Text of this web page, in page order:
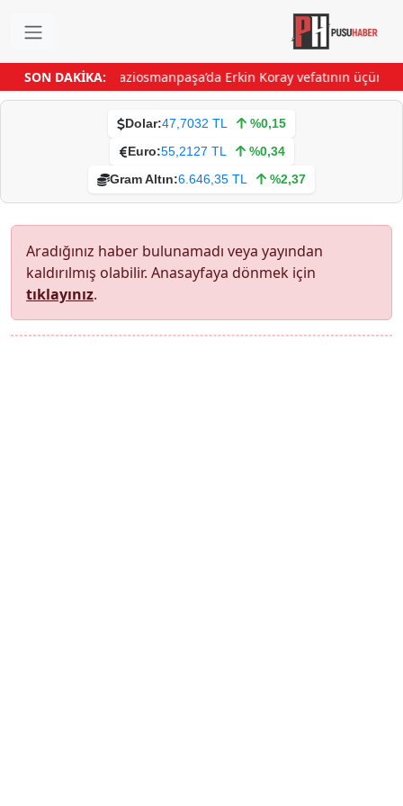
SON DAKİKA: Gaziosmanpaşa’da Erkin Koray vefatının üçüncü
Dolar:47,7032 TL
%0,15
Euro:55,2127 TL
%0,34
Gram Altın:6.646,35 TL %2,37
Aradığınız haber bulunamadı veya yayından
kaldırılmış olabilir. Anasayfaya dönmek için
tıklayınız.